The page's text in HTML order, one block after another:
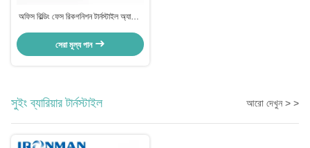
অফিস বিল্ডিং ফেস রিকগনিশন টার্নস্টাইল অ্যাক্সেস
সেরা মূল্য পান
সুইং ব্যারিয়ার টার্নস্টাইল আরো দেখুন > >